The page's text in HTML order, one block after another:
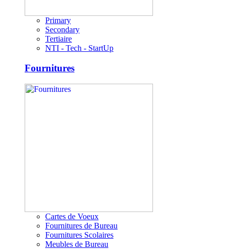
Primary
Secondary
Tertiaire
NTI - Tech - StartUp
Fournitures
Cartes de Voeux
Fournitures de Bureau
Fournitures Scolaires
Meubles de Bureau